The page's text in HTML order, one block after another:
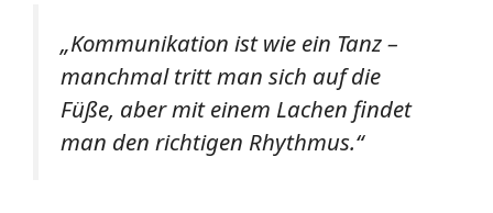
„Kommunikation ist wie ein Tanz –
manchmal tritt man sich auf die
Füße, aber mit einem Lachen findet
man den richtigen Rhythmus.“